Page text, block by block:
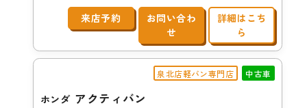
来店予約
お問い合わ
せ
詳細はこち
ら
泉北店軽バン専門店 中古車
ホンダ アクティバン